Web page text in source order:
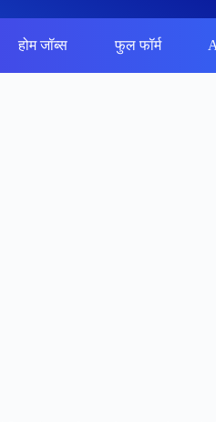
होम जॉब्स फुल फॉर्म